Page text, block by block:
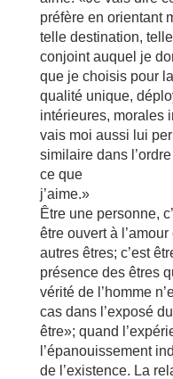
préfère en orientant
telle destination,
conjoint auquel je
que je choisis pour
qualité unique,
intérieures, morales
vais moi aussi lui
similaire dans
ce que
j’aime.»
Être une personne,
être ouvert à
autres êtres; c’est
présence des êtres
vérité de l’homme
cas dans l’exposé
être»; quand
l’épanouissement
de l’existence. La